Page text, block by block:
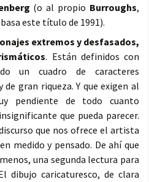
(o al propio Burroughs,
este título de 1991).
extremos y desfasados,
. Están definidos con
un cuadro de caracteres
gran riqueza. Y que exigen al
pendiente de todo cuanto
que pueda parecer.
que nos ofrece el artista
medido y pensado. De ahí que
una segunda lectura para
dibujo caricaturesco, de clara